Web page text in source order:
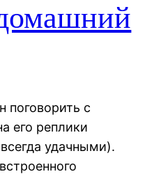
поговорить с
его реплики
удачными).